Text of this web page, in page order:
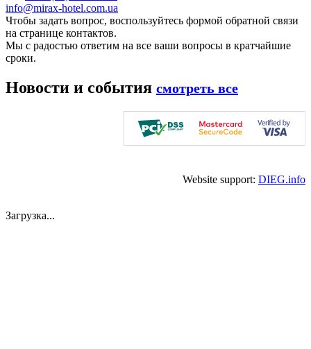
info@mirax-hotel.com.ua
Чтобы задать вопрос, воспользуйтесь формой обратной связи
на странице контактов.
Мы с радостью ответим на все ваши вопросы в кратчайшие
сроки.
Новости и события смотреть все
Website support: DIEG.info
Загрузка...